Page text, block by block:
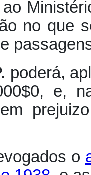
no que
poderá,
e,
o